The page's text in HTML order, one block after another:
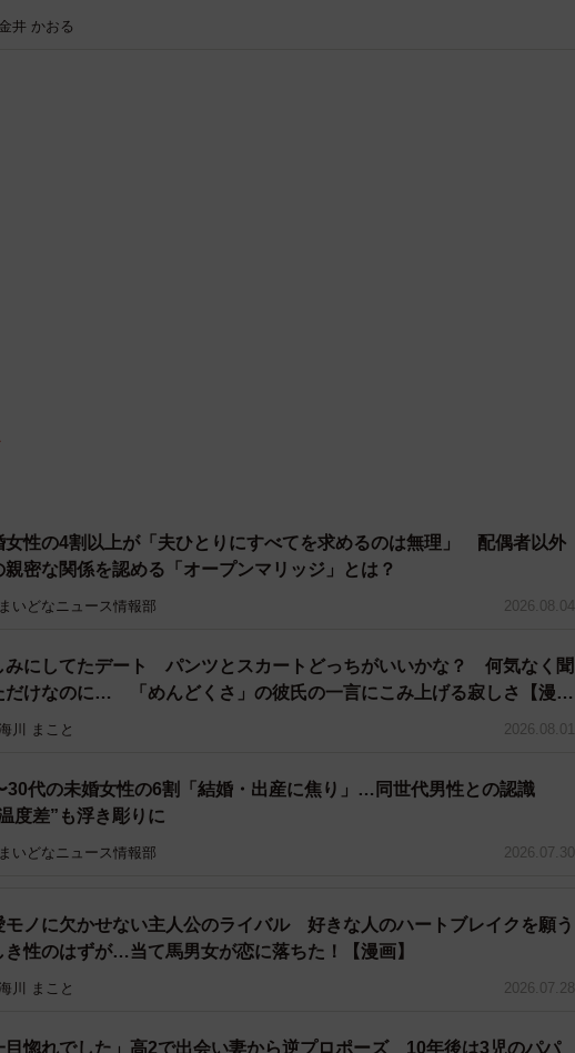
せられ、決断力と行動力が人気の理由であることがうかがえました。
井 かおる
女性の4割以上が「夫ひとりにすべてを求めるのは無理」 配偶者以外
親密な関係を認める「オープンマリッジ」とは？
まいどなニュース情報部 2026.08.04
みにしてたデート パンツとスカートどっちがいいかな？ 何気なく聞
だけなのに… 「めんどくさ」の彼氏の一言にこみ上げる寂しさ【漫
川 まこと 2026.08.01
30代の未婚女性の6割「結婚・出産に焦り」…同世代男性との認識
度差”も浮き彫りに
まいどなニュース情報部 2026.07.30
モノに欠かせない主人公のライバル 好きな人のハートブレイクを願う
き性のはずが…当て馬男女が恋に落ちた！【漫画】
川 まこと 2026.07.28
目惚れでした」高2で出会い妻から逆プロポーズ 10年後は3児のパパ